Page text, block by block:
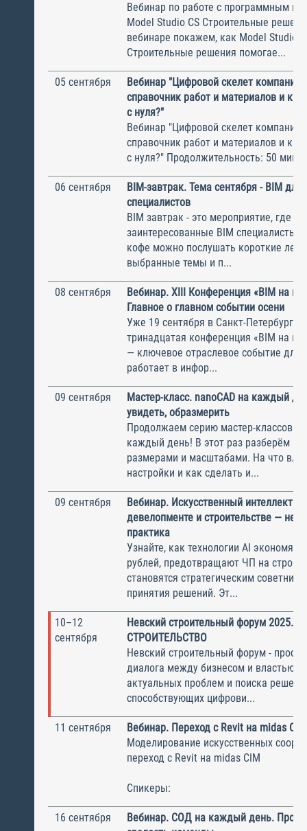
Вебинар по работе с программным
Model Studio CS Строительные
вебинаре покажем, как Model Studio
Строительные решения помогае...
05 сентября
Вебинар "Цифровой скелет
справочник работ и материалов и как
с нуля?"
Вебинар "Цифровой скелет
справочник работ и материалов и как
с нуля?" Продолжительность: 50
06 сентября
BIM-завтрак. Тема сентября - BIM
специалистов
BIM завтрак - это мероприятие, где
заинтересованные BIM специалисты.
кофе можно послушать короткие
выбранные темы и п...
08 сентября
Вебинар. XIII Конференция «BIM на
Главное о главном событии осени
Уже 19 сентября в Санкт-Петербурге
тринадцатая конференция «BIM на
— ключевое отраслевое событие для
работает в инфор...
09 сентября
Мастер-класс. nanoCAD на каждый
увидеть, образмерить
Продолжаем серию мастер-классов
каждый день! В этот раз разберём
размерами и масштабами. На что
настройки и как сделать и...
09 сентября
Вебинар. Искусственный интеллект в
девелопменте и строительстве — не
практика
Узнайте, как технологии AI экономят
рублей, предотвращают ЧП на
становятся стратегическим
принятия решений. Эт...
10–12
сентября
Невский строительный форум 2025.
СТРОИТЕЛЬСТВО
Невский строительный форум -
диалога между бизнесом и властью,
актуальных проблем и поиска
способствующих цифрови...
11 сентября
Вебинар. Переход с Revit на midas CIM
Моделирование искусственных
переход с Revit на midas CIM
Спикеры:
16 сентября
Вебинар. СОД на каждый день.